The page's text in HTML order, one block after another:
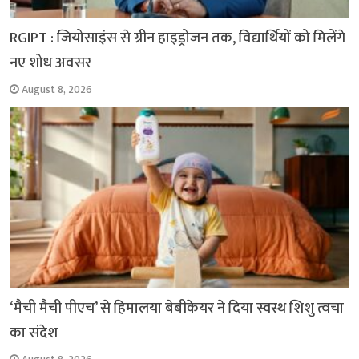
RGIPT : जियोसाइंस से ग्रीन हाइड्रोजन तक, विद्यार्थियों को मिलेंगे
नए शोध अवसर
August 8, 2026
‘मैची मैची पीएच’ से हिमालया बेबीकेयर ने दिया स्वस्थ शिशु त्वचा
का संदेश